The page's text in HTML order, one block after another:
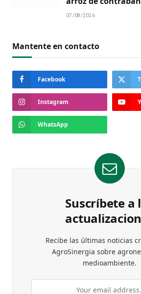
07/08/2026
Mantente en contacto
Facebook
Instagram
WhatsApp
Suscríbete a
Recibe las últimas noticias
AgroSinergia sobre
medioambiente.